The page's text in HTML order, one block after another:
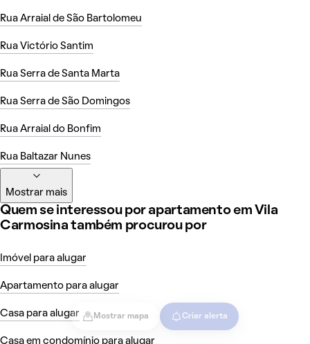
Mostrar mapa Criar alerta
Rua Arraial de São Bartolomeu
Rua Victório Santim
Rua Serra de Santa Marta
Rua Serra de São Domingos
Rua Arraial do Bonfim
Rua Baltazar Nunes
Mostrar mais
Quem se interessou por apartamento em Vila
Carmosina também procurou por
Imóvel para alugar
Apartamento para alugar
Casa para alugar
Casa em condomínio para alugar